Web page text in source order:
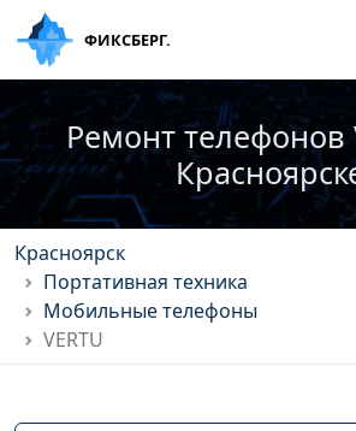
ФИКСБЕРГ.
Ремонт телефонов
Красноярск
Портативная техника
Мобильные телефоны
VERTU